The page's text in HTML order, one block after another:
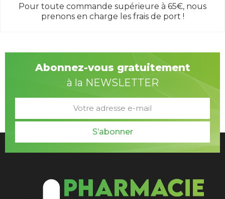
Pour toute commande supérieure à 65€, nous
prenons en charge les frais de port !
Abonnez-vous gratuitement
à la NEWSLETTER
S’abonner